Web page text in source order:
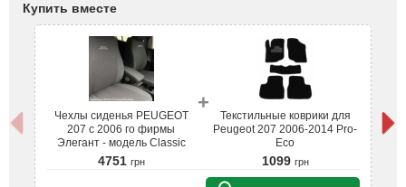
Купить вместе
Чехлы сиденья PEUGEOT
207 с 2006 го фирмы
Элегант - модель Classic
4751 грн
+
Текстильные коврики для
Peugeot 207 2006-2014 Pro-
Eco
1099 грн